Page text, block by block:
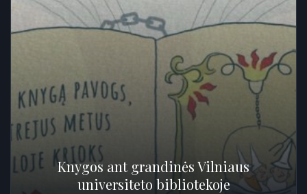
Knygos ant grandinės Vilniaus
universiteto bibliotekoje